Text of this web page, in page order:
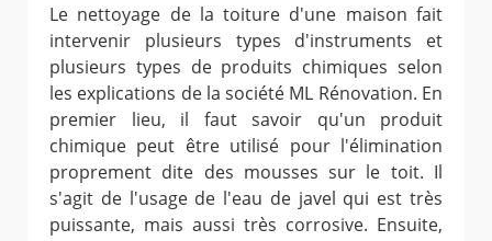
Le nettoyage de la toiture d'une maison fait
intervenir plusieurs types d'instruments et
plusieurs types de produits chimiques selon
les explications de la société ML Rénovation. En
premier lieu, il faut savoir qu'un produit
chimique peut être utilisé pour l'élimination
proprement dite des mousses sur le toit. Il
s'agit de l'usage de l'eau de javel qui est très
puissante, mais aussi très corrosive. Ensuite,